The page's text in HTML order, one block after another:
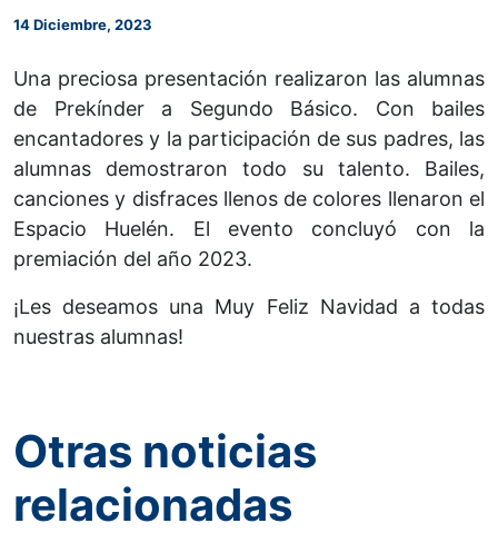
14 Diciembre, 2023
Una preciosa presentación realizaron las alumnas
de Prekínder a Segundo Básico. Con bailes
encantadores y la participación de sus padres, las
alumnas demostraron todo su talento. Bailes,
canciones y disfraces llenos de colores llenaron el
Espacio Huelén. El evento concluyó con la
premiación del año 2023.
¡Les deseamos una Muy Feliz Navidad a todas
nuestras alumnas!
Otras noticias
relacionadas